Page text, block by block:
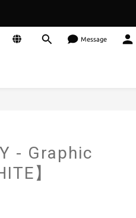
Message
- Graphic
】